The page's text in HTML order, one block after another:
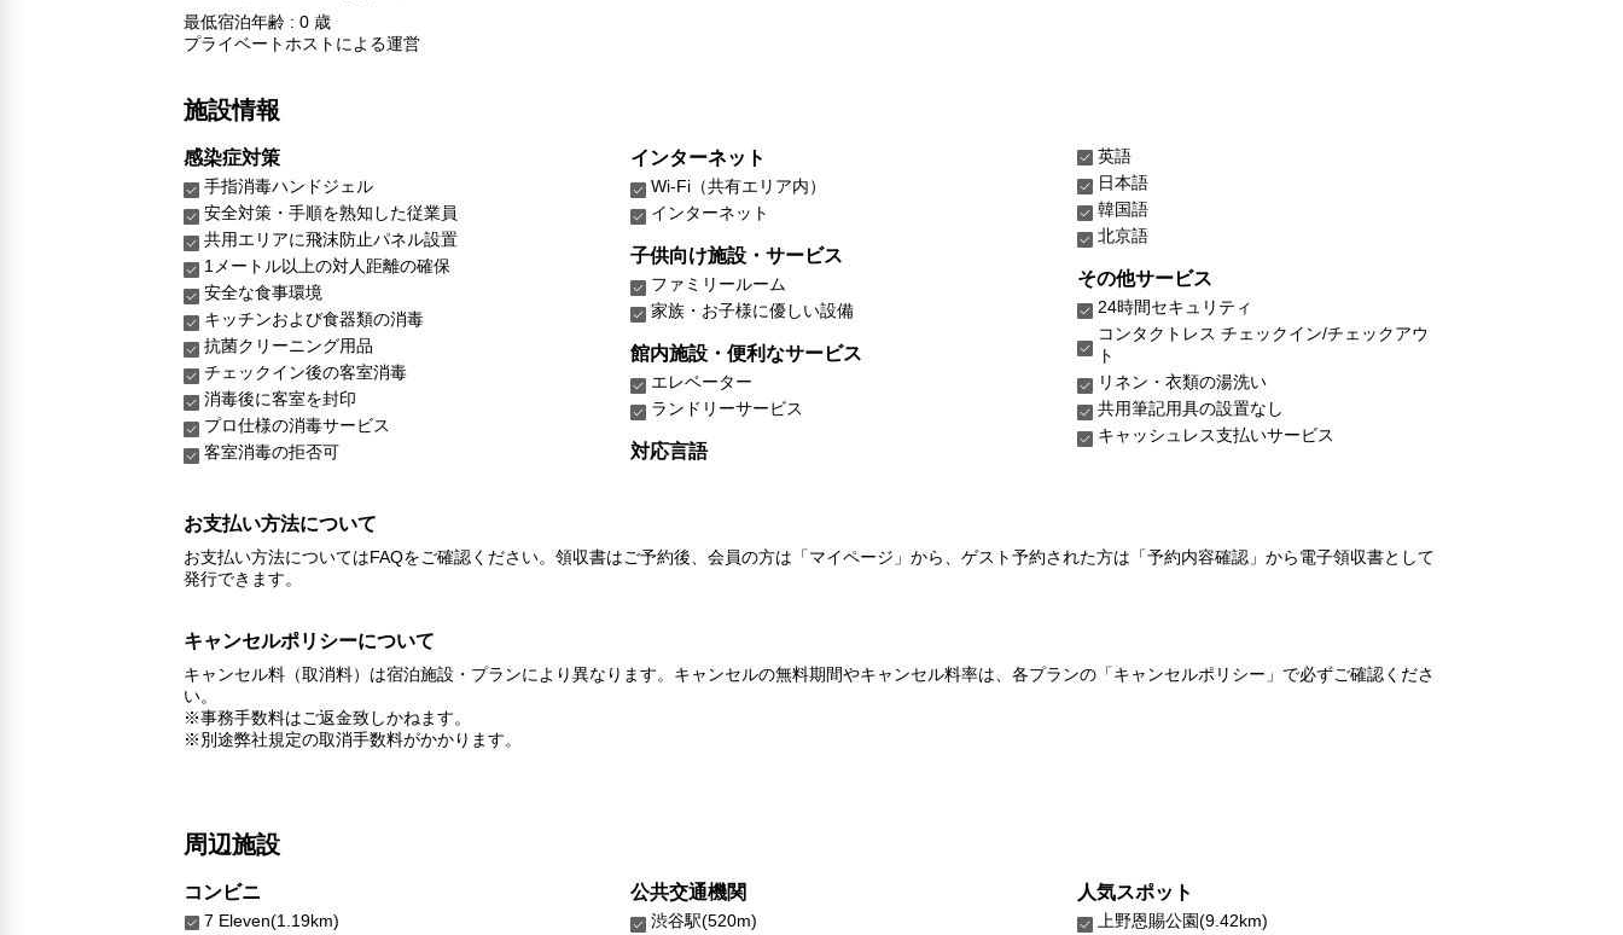
最低宿泊年齢 : 0 歳
プライベートホストによる運営
施設情報
感染症対策
手指消毒ハンドジェル
安全対策・手順を熟知した従業員
共用エリアに飛沫防止パネル設置
1メートル以上の対人距離の確保
安全な食事環境
キッチンおよび食器類の消毒
抗菌クリーニング用品
チェックイン後の客室消毒
消毒後に客室を封印
プロ仕様の消毒サービス
客室消毒の拒否可
インターネット
Wi-Fi（共有エリア内）
インターネット
子供向け施設・サービス
ファミリールーム
家族・お子様に優しい設備
館内施設・便利なサービス
エレベーター
ランドリーサービス
対応言語
英語
日本語
韓国語
北京語
その他サービス
24時間セキュリティ
コンタクトレス チェックイン/チェックアウ
ト
リネン・衣類の湯洗い
共用筆記用具の設置なし
キャッシュレス支払いサービス
お支払い方法について
お支払い方法についてはFAQをご確認ください。領収書はご予約後、会員の方は「マイページ」から、ゲスト予約された方は「予約内容確認」から電子領収書として
発行できます。
キャンセルポリシーについて
キャンセル料（取消料）は宿泊施設・プランにより異なります。キャンセルの無料期間やキャンセル料率は、各プランの「キャンセルポリシー」で必ずご確認くださ
い。
※事務手数料はご返金致しかねます。
※別途弊社規定の取消手数料がかかります。
周辺施設
コンビニ
7 Eleven(1.19km)
公共交通機関
渋谷駅(520m)
人気スポット
上野恩賜公園(9.42km)